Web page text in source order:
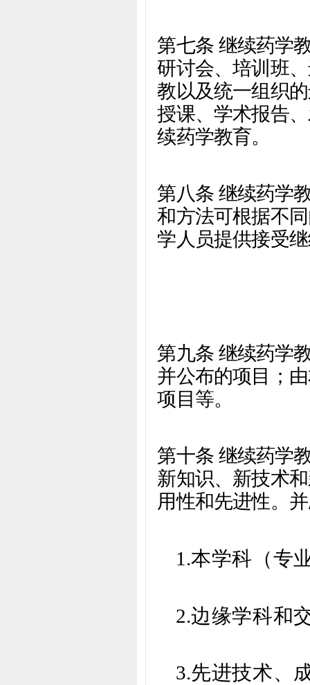
第七条 继续药学
研讨会、培训班
教以及统一组织
授课、学术报告
续药学教育。
第八条 继续药学
和方法可根据不
学人员提供接受
第九条 继续药学
并公布的项目；
项目等。
第十条 继续药学
新知识、新技术
用性和先进性。
1.本学科（专
2.边缘学科和
3.先进技术、